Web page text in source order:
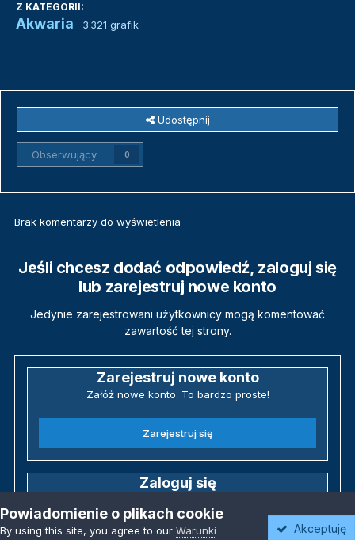
Z KATEGORII:
Akwaria · 3 321 grafik
Udostępnij
Obserwujący 0
Brak komentarzy do wyświetlenia
Jeśli chcesz dodać odpowiedź, zaloguj się
lub zarejestruj nowe konto
Jedynie zarejestrowani użytkownicy mogą komentować
zawartość tej strony.
Zarejestruj nowe konto
Załóż nowe konto. To bardzo proste!
Zarejestruj się
Zaloguj się
Powiadomienie o plikach cookie
By using this site, you agree to our Warunki
Akceptuję